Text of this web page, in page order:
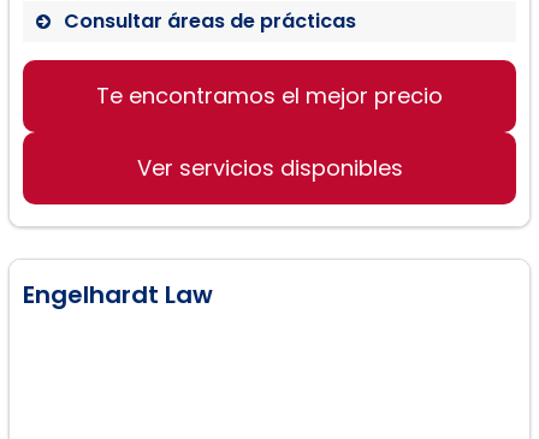
Consultar áreas de prácticas
Planificación familiar LGBTIQ+
de esperma
Elaboración de acuerdos prenupciales
Procesos de adopción
Te encontramos el mejor precio
Ver servicios disponibles
Engelhardt Law